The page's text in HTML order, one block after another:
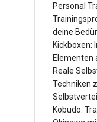
Personal
deine
Kickboxen:
Elementen
Reale
Techniken
Kobudo: